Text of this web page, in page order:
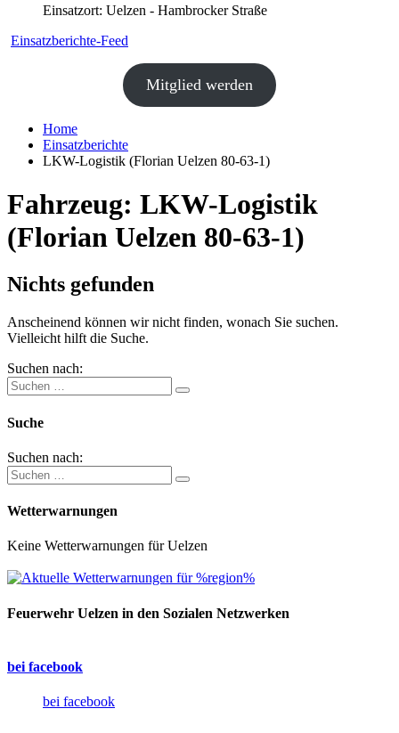
Einsatzort: Uelzen - Hambrocker Straße
Einsatzberichte-Feed
Mitglied werden
Home
Einsatzberichte
LKW-Logistik (Florian Uelzen 80-63-1)
Fahrzeug: LKW-Logistik
(Florian Uelzen 80-63-1)
Nichts gefunden
Anscheinend können wir nicht finden, wonach Sie suchen.
Vielleicht hilft die Suche.
Suchen nach:
Suche
Suchen nach:
Wetterwarnungen
Keine Wetterwarnungen für Uelzen
Feuerwehr Uelzen in den Sozialen Netzwerken
bei facebook
bei facebook